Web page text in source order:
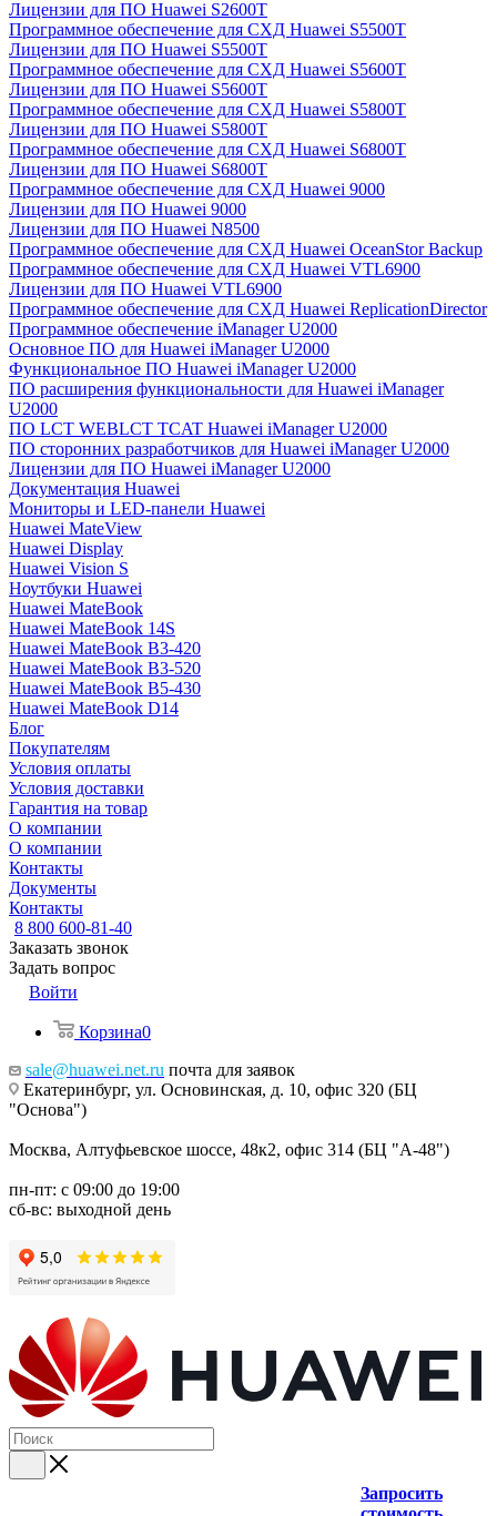
Лицензии для ПО Huawei S2600T
Программное обеспечение для СХД Huawei S5500T
Лицензии для ПО Huawei S5500T
Программное обеспечение для СХД Huawei S5600T
Лицензии для ПО Huawei S5600T
Программное обеспечение для СХД Huawei S5800T
Лицензии для ПО Huawei S5800T
Программное обеспечение для СХД Huawei S6800T
Лицензии для ПО Huawei S6800T
Программное обеспечение для СХД Huawei 9000
Лицензии для ПО Huawei 9000
Лицензии для ПО Huawei N8500
Программное обеспечение для СХД Huawei OceanStor Backup
Программное обеспечение для СХД Huawei VTL6900
Лицензии для ПО Huawei VTL6900
Программное обеспечение для СХД Huawei ReplicationDirector
Программное обеспечение iManager U2000
Основное ПО для Huawei iManager U2000
Функциональное ПО Huawei iManager U2000
ПО расширения функциональности для Huawei iManager
U2000
ПО LCT WEBLCT TCAT Huawei iManager U2000
ПО сторонних разработчиков для Huawei iManager U2000
Лицензии для ПО Huawei iManager U2000
Документация Huawei
Мониторы и LED-панели Huawei
Huawei MateView
Huawei Display
Huawei Vision S
Ноутбуки Huawei
Huawei MateBook
Huawei MateBook 14S
Huawei MateBook B3-420
Huawei MateBook B3-520
Huawei MateBook B5-430
Huawei MateBook D14
Блог
Покупателям
Условия оплаты
Условия доставки
Гарантия на товар
О компании
О компании
Контакты
Документы
Контакты
8 800 600-81-40
Заказать звонок
Задать вопрос
Войти
Корзина0
sale@huawei.net.ru почта для заявок
Екатеринбург, ул. Основинская, д. 10, офис 320 (БЦ
"Основа")
Москва, Алтуфьевское шоссе, 48к2, офис 314 (БЦ "А-48")
пн-пт: с 09:00 до 19:00
сб-вс: выходной день
Запросить